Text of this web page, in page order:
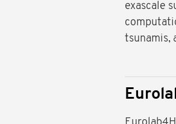
exascale
tsunamis,